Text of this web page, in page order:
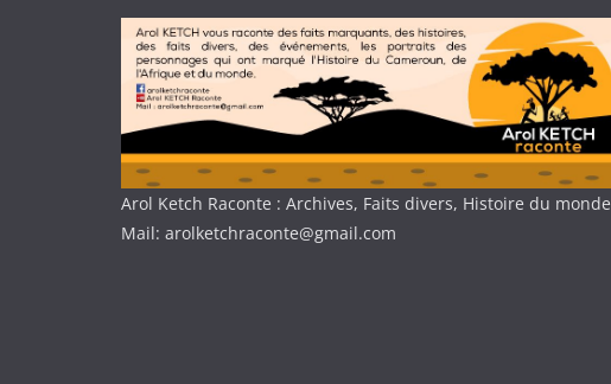
Arol Ketch Raconte : Archives, Faits divers, Histoire du monde
Mail: arolketchraconte@gmail.com